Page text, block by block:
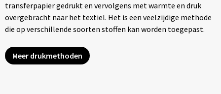
transferpapier gedrukt en vervolgens met warmte en druk
overgebracht naar het textiel. Het is een veelzijdige methode
die op verschillende soorten stoffen kan worden toegepast.
Meer drukmethoden